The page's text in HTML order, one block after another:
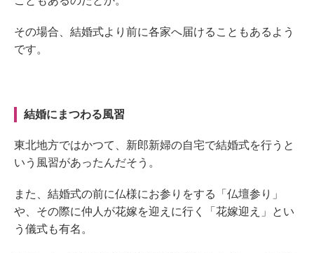
その場合、結婚式より前に各家へ届けることもあるよう
です。
結婚にまつわる風習
東北地方ではかつて、新郎新婦の自宅で結婚式を行うと
いう風習があった んだそう。
また、 結婚式の前に仏様にお参りをする
「仏壇参り」
や、その際に仲人が花嫁を迎えに行く 「花嫁迎え」
とい
う儀式も有名。